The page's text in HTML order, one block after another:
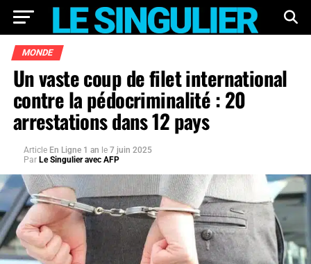
MONDE
Un vaste coup de filet international
contre la pédocriminalité : 20
arrestations dans 12 pays
Article En Ligne 1 an le 7 juin 2025
Par Le Singulier avec AFP